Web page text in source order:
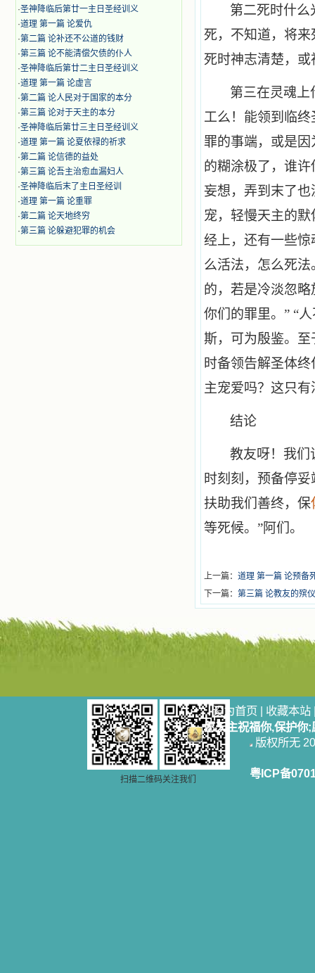
·圣神降临后第廿一主日圣经训义
·道理 第一篇 论爱仇
·第二篇 论补还不公道的钱财
·第三篇 论不能清偿欠债的仆人
·圣神降临后第廿二主日圣经训义
·道理 第一篇 论虚言
·第二篇 论人民对于国家的本分
·第三篇 论对于天主的本分
·圣神降临后第廿三主日圣经训义
·道理 第一篇 论夏依禄的祈求
·第二篇 论信德的益处
·第三篇 论吾主治愈血漏妇人
·圣神降临后末了主日圣经训
·道理 第一篇 论重罪
·第二篇 论天地终穷
·第三篇 论躲避犯罪的机会
第二死时什么
死，不知道，将
死时神志清楚，
第三在灵魂上
工么！能领到临
罪的事端，或是
的糊涂极了，谁
妄想，弄到末了
宠，轻慢天主的
经上，还有一些惊
么活法，怎么死
的，若是冷淡忽
你们的罪里。” “
斯，可为殷鉴。
时备领告解圣体
主宠爱吗？这只
结论
教友呀！我们
时刻刻，预备停
扶助我们善终，保
等死候。”阿们。
上一篇： 道理 第一篇 论预备
下一篇： 第三篇 论教友的殡仪
扫描二维码关注我们
设为首页 | 收藏本站
愿天主祝福你,保护你
版权所无
粤ICP备